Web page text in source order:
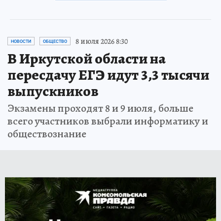
НОВОСТИ ОБЩЕСТВО 8 июля 2026 8:30
В Иркутской области на
пересдачу ЕГЭ идут 3,3 тысячи
выпускников
Экзамены проходят 8 и 9 июля, больше
всего участников выбрали информатику и
обществознание